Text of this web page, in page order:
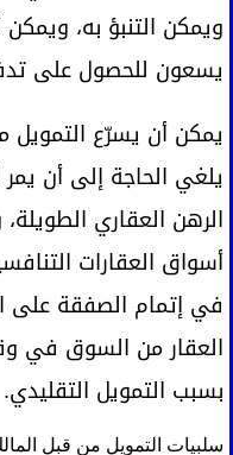
ويمكن التنبؤ به،
يسعون للحصول على
يمكن أن يسرّع التمويل
يلغي الحاجة إلى أن
الرهن العقاري
أسواق العقارات
في إتمام الصفقة على
العقار من السوق في
بسبب التمويل التقليدي.
سلبيات التمويل من قبل